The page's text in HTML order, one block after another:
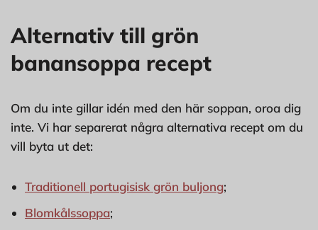
Alternativ till grön
banansoppa recept
Om du inte gillar idén med den här soppan, oroa dig
inte. Vi har separerat några alternativa recept om du
vill byta ut det:
Traditionell portugisisk grön buljong;
Blomkålssoppa;